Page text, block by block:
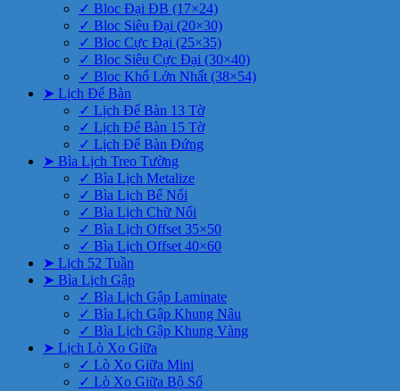
✓ Bloc Đại ĐB (17×24)
✓ Bloc Siêu Đại (20×30)
✓ Bloc Cực Đại (25×35)
✓ Bloc Siêu Cực Đại (30×40)
✓ Bloc Khổ Lớn Nhất (38×54)
➤ Lịch Để Bàn
✓ Lịch Để Bàn 13 Tờ
✓ Lịch Để Bàn 15 Tờ
✓ Lịch Để Bàn Đứng
➤ Bìa Lịch Treo Tường
✓ Bìa Lịch Metalize
✓ Bìa Lịch Bế Nổi
✓ Bìa Lịch Chữ Nổi
✓ Bìa Lịch Offset 35×50
✓ Bìa Lịch Offset 40×60
➤ Lịch 52 Tuần
➤ Bìa Lịch Gập
✓ Bìa Lịch Gập Laminate
✓ Bìa Lịch Gập Khung Nâu
✓ Bìa Lịch Gập Khung Vàng
➤ Lịch Lò Xo Giữa
✓ Lò Xo Giữa Mini
✓ Lò Xo Giữa Bộ Số